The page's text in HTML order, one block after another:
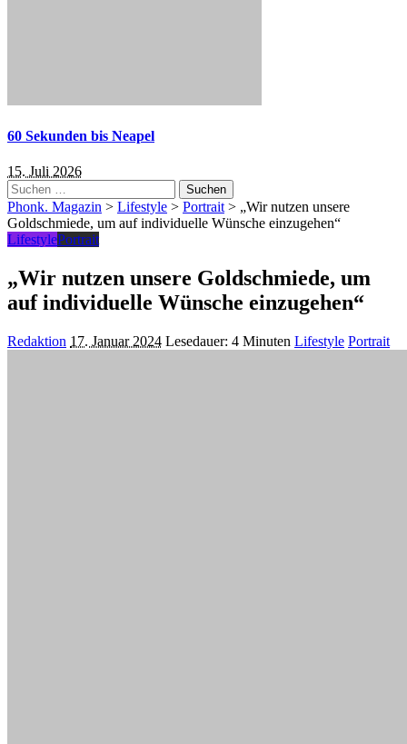
60 Sekunden bis Neapel
15. Juli 2026
Suchen
nach:
Phonk. Magazin > Lifestyle > Portrait > „Wir nutzen unsere
Goldschmiede, um auf individuelle Wünsche einzugehen“
LifestylePortrait
„Wir nutzen unsere Goldschmiede, um
auf individuelle Wünsche einzugehen“
Posted
Redaktion 17. Januar 2024 Lesedauer: 4 Minuten Lifestyle Portrait